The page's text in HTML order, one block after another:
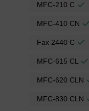
MFC-210 C
MFC-410 CN
Fax 2440 C
MFC-615 CL
MFC-620 CLN
MFC-830 CLN